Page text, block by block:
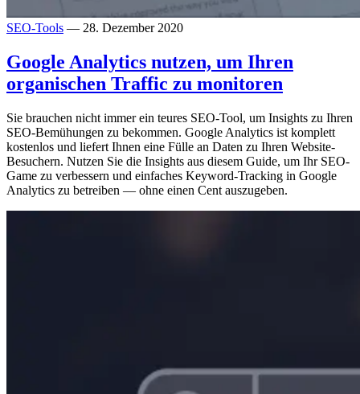
SEO-Tools — 28. Dezember 2020
Google Analytics nutzen, um Ihren
organischen Traffic zu monitoren
Sie brauchen nicht immer ein teures SEO-Tool, um Insights zu Ihren
SEO-Bemühungen zu bekommen. Google Analytics ist komplett
kostenlos und liefert Ihnen eine Fülle an Daten zu Ihren Website-
Besuchern. Nutzen Sie die Insights aus diesem Guide, um Ihr SEO-
Game zu verbessern und einfaches Keyword-Tracking in Google
Analytics zu betreiben — ohne einen Cent auszugeben.